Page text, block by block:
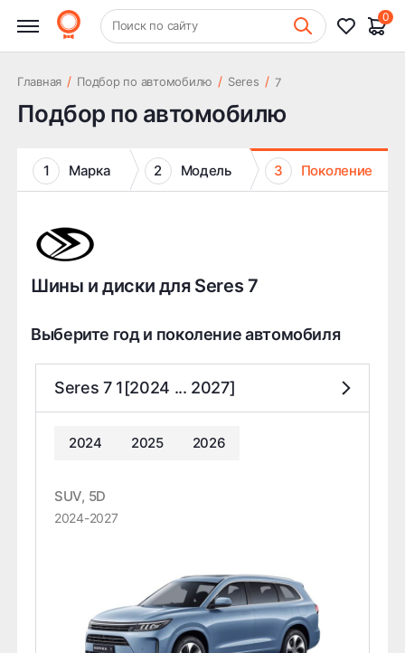
+7 (831) 261-35-35 Шиномонтаж
Поиск по сайту
0
Главная / Подбор по автомобилю / Seres / 7
Подбор по автомобилю
1 Марка 2 Модель 3 Поколение
Шины и диски для Seres 7
Выберите год и поколение автомобиля
Seres 7 1[2024 ... 2027]
2024 2025 2026
SUV, 5D
2024-2027